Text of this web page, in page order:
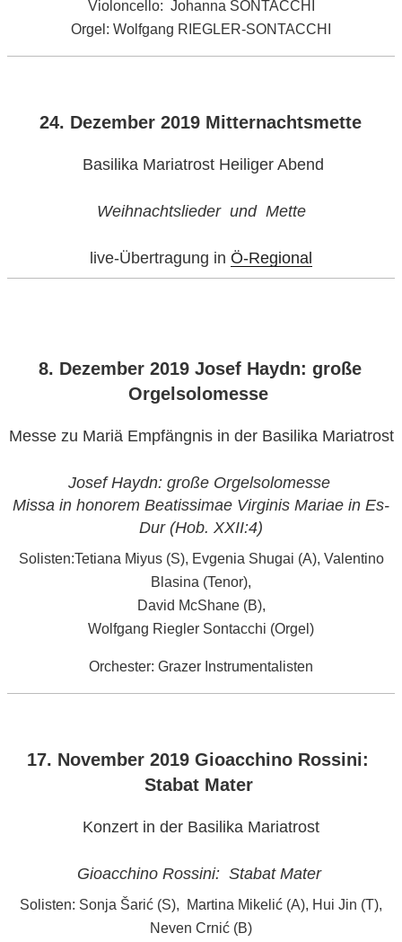
Violoncello: Johanna SONTACCHI
Orgel: Wolfgang RIEGLER-SONTACCHI
VERÖFFENTLICHT
AM
24. Dezember 2019 Mitternachtsmette
Basilika Mariatrost Heiliger Abend
Weihnachtslieder und Mette
live-Übertragung in Ö-Regional
VERÖFFENTLICHT
AM
8. Dezember 2019 Josef Haydn: große
Orgelsolomesse
Messe zu Mariä Empfängnisin der Basilika Mariatrost
Josef Haydn: große Orgelsolomesse
Missa in honorem Beatissimae Virginis Mariae in Es-
Dur (Hob. XXII:4)
Solisten:Tetiana Miyus (S), Evgenia Shugai (A), Valentino
Blasina (Tenor),
David McShane (B),
Wolfgang Riegler Sontacchi (Orgel)
Orchester: Grazer Instrumentalisten
VERÖFFENTLICHT
AM
17. November 2019 Gioacchino Rossini:
Stabat Mater
Konzert in der Basilika Mariatrost
Gioacchino Rossini: Stabat Mater
Solisten: Sonja Šarić (S), Martina Mikelić (A), Hui Jin (T),
Neven Crnić (B)